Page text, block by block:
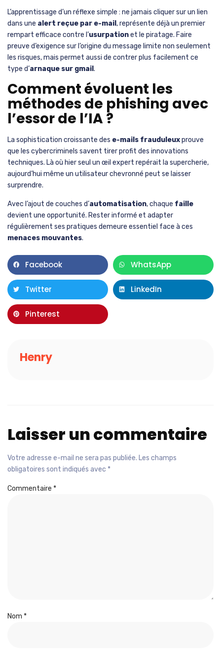
L’apprentissage d’un réflexe simple : ne jamais cliquer sur un lien
dans une alert reçue par e-mail , représente déjà un premier
rempart efficace contre l’usurpationet le piratage. Faire
preuve d’exigence sur l’origine du message limite non seulement
les risques, mais permet aussi de contrer plus facilement ce
type d’arnaque sur gmail .
Comment évoluent les
méthodes de phishing avec
l’essor de l’IA ?
La sophistication croissante des e-mails frauduleuxprouve
que les cybercriminels savent tirer profit des innovations
techniques. Là où hier seul un œil expert repérait la supercherie,
aujourd’hui même un utilisateur chevronné peut se laisser
surprendre.
Avec l’ajout de couches d’automatisation, chaque faille
devient une opportunité. Rester informé et adapter
régulièrement ses pratiques demeure essentiel face à ces
menaces mouvantes.
Facebook WhatsApp
Twitter LinkedIn
Pinterest
Henry
Laisser un commentaire
Votre adresse e-mail ne sera pas publiée. Les champs
obligatoires sont indiqués avec *
Commentaire *
Nom *